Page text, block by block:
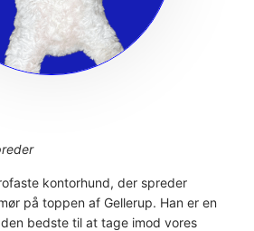
kontorhund, der spreder
på toppen af Gellerup. Han er en
bedste til at tage imod vores